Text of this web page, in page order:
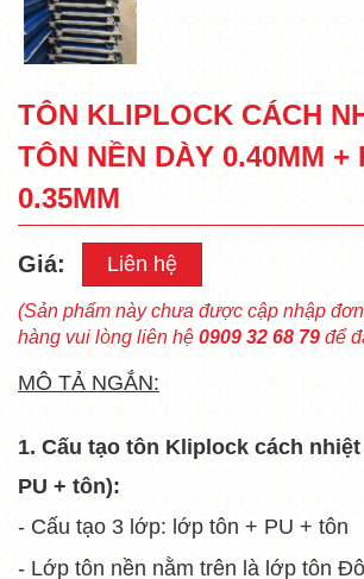
TÔN KLIPLOCK CÁCH
TÔN NỀN DÀY 0.40MM +
0.35MM
Giá: Liên hệ
(Sản phẩm này chưa được cập nhập
hàng vui lòng liên hệ 0909 32 68 79 để
MÔ TẢ NGẮN:
1. Cấu tạo tôn Kliplock cách
PU + tôn):
- Cấu tạo 3 lớp: lớp tôn + PU + tôn
- Lớp tôn nền nằm trên là lớp tôn